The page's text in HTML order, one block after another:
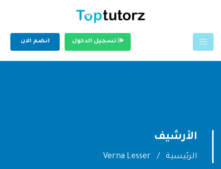
تسجيل الدخول انضم الان
الأرشيف
الرئيسية Verna Lesser